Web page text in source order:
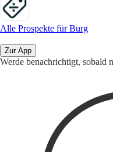
Alle Prospekte für Burg
Zur App
Werde benachrichtigt,